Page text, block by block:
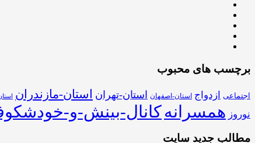
برچسب های محبوب
اجتماعی ازدواج استان-اصفهان استان-تهران استان-مازندران
نوروز همسرانهکانال-بینش-و-
مطالب جدید سایت